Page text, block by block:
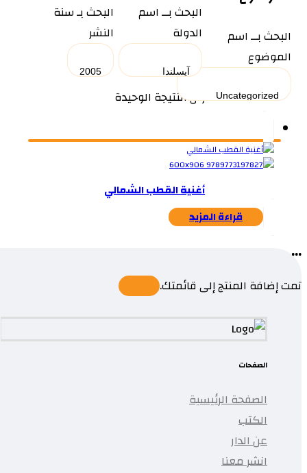
البحث بــ اسم
الموضوع
البحث بــ اسم
الدولة
البحث بـ سنة
النشر
عرض النتيجة الوحيدة
أغنية القطب الشمالي
قراءة المزيد
...
تمت إضافة المنتج إلى قائمتك.
الصفحات
الصفحة الرئيسية
الكتب
عن الدار
انشر معنا